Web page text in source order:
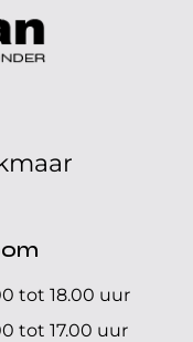
tot 18.00 uur
tot 17.00 uur